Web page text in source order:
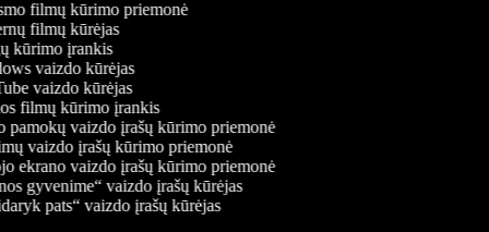
filmų kūrimo priemonė
filmų kūrėjas
kūrimo įrankis
vaizdo kūrėjas
vaizdo kūrėjas
filmų kūrimo įrankis
vaizdo įrašų kūrimo priemonė
vaizdo įrašų kūrimo priemonė
ekrano vaizdo įrašų kūrimo priemonė
gyvenime“ vaizdo įrašų kūrėjas
pats“ vaizdo įrašų kūrėjas